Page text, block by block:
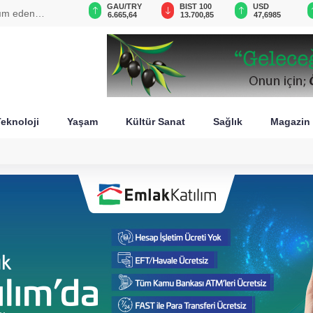
tarihi bir
BIST 100
13.700,85
USD
47,6985
EUR
55,1561
Yaşam Kültür Sanat Sağlık Magazin